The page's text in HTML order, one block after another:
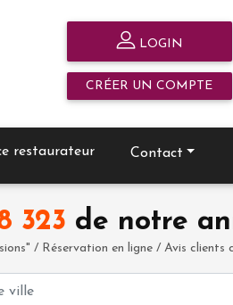
LOGIN
CRÉER UN COMPTE
restaurateur Contact
323 de notre
/ Réservation en ligne / Avis clients